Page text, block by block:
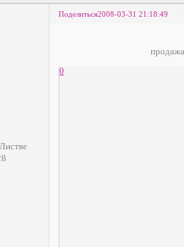
Поделиться2008-03-31 21:18:49
0